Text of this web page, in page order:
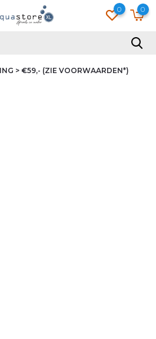
0 0
> €59,- (ZIE VOORWAARDEN*)